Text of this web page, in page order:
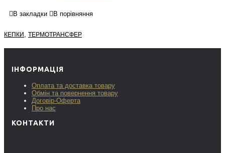
В закладки В порівняння
КЕПКИ , ТЕРМОТРАНСФЕР
ІНФОРМАЦІЯ
Оплата та доставка товару
Обмін та повернення товару
Договір-Оферта
Про нас
КОНТАКТИ